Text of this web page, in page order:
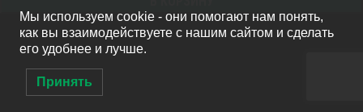
Мы используем cookie - они помогают нам понять,
как вы взаимодействуете с нашим сайтом и сделать
его удобнее и лучше.
Принять